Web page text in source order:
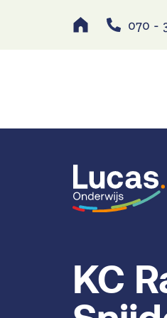
070 -
KC